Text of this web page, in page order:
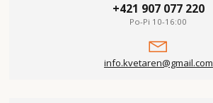
+421 907 077 220
Po-Pi 10-16:00
info.kvetaren@gmail.com